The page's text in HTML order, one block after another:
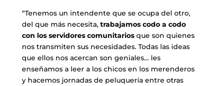
“Tenemos un intendente que se ocupa del otro,
del que más necesita, trabajamos codo a codo
con los servidores comunitariosque son quienes
nos transmiten sus necesidades. Todas las ideas
que ellos nos acercan son geniales… les
enseñamos a leer a los chicos en los merenderos
y hacemos jornadas de peluquería entre otras